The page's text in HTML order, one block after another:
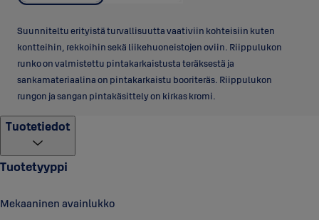
Suunniteltu erityistä turvallisuutta vaativiin kohteisiin kuten
kontteihin, rekkoihin sekä liikehuoneistojen oviin. Riippulukon
runko on valmistettu pintakarkaistusta teräksestä ja
sankamateriaalina on pintakarkaistu booriteräs. Riippulukon
rungon ja sangan pintakäsittely on kirkas kromi.
Tuotetiedot
Tuotetyyppi
Mekaaninen avainlukko